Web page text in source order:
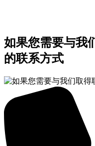
如果您需要与我
的联系方式